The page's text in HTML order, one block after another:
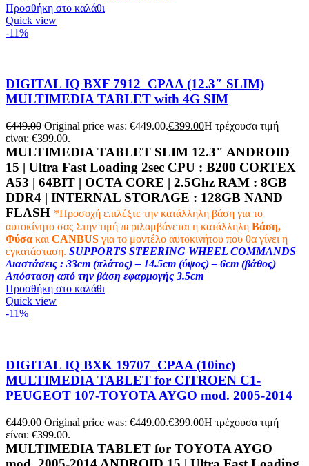
Προσθήκη στο καλάθι
Quick view
-11%
DIGITAL IQ BXF 7912_CPAA (12.3″ SLIM)
MULTIMEDIA TABLET with 4G SIM
€449.00 Original price was: €449.00.€399.00Η τρέχουσα τιμή
είναι: €399.00.
MULTIMEDIA TABLET SLIM 12.3" ANDROID
15 | Ultra Fast Loading 2sec CPU : B200 CORTEX
A53 | 64BIT | OCTA CORE | 2.5Ghz RAM : 8GB
DDR4 | INTERNAL STORAGE : 128GB NAND
FLASH *Προσοχή επιλέξτε την κατάλληλη βάση για το
αυτοκίνητο σας Στην τιμή περιλαμβάνεται η κατάλληλη Βάση,
Φύσα και CANBUS για το μοντέλο αυτοκινήτου που θα γίνει η
εγκατάσταση. SUPPORTS STEERING WHEEL COMMANDS
Διαστάσεις : 33cm (πλάτος) – 14.5cm (ύψος) – 6cm (βάθος)
Απόσταση από την βάση εφαρμογής 3.5cm
Προσθήκη στο καλάθι
Quick view
-11%
DIGITAL IQ BXK 19707_CPAA (10inc)
MULTIMEDIA TABLET for CITROEN C1-
PEUGEOT 107-TOYOTA AYGO mod. 2005-2014
€449.00 Original price was: €449.00.€399.00Η τρέχουσα τιμή
είναι: €399.00.
MULTIMEDIA TABLET for TOYOTA AYGO